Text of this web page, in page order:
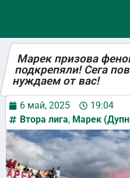
Марек призова
подкрепяли! Сега
нуждаем от вас!
6 май, 2025
19:04
Втора лига, Марек